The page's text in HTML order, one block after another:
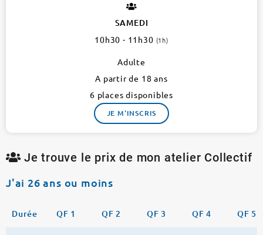
SAMEDI
10h30 - 11h30 (1h)
Adulte
A partir de 18 ans
6 places disponibles
JE M'INSCRIS
Je trouve le prix de mon atelier Collectif
J'ai 26 ans ou moins
Durée QF 1 QF 2 QF 3 QF 4 QF 5